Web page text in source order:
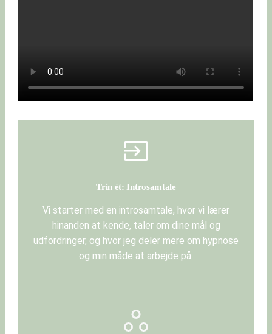
Trin ét: Introsamtale
Vi starter med en introsamtale, hvor vi lærer
hinanden at kende, taler om dine mål og
udfordringer, og hvor jeg deler mere om hypnose
og min måde at arbejde på.